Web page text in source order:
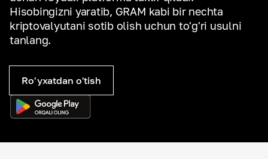
Hisobingizni yaratib, GRAM kabi bir nechta
kriptovalyutani sotib olish uchun to'g'ri usulni
tanlang.
Ro'yxatdan o'tish